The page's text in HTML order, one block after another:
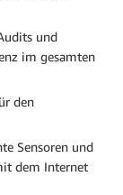
und
im gesamten
den
Sensoren und
dem Internet